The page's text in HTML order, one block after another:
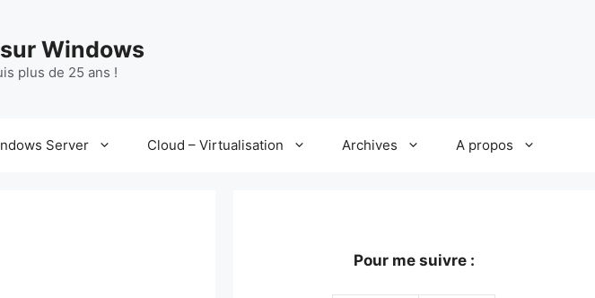
Windows
plus de 25 ans !
Server Cloud – Virtualisation Archives A propos
Pour me suivre :